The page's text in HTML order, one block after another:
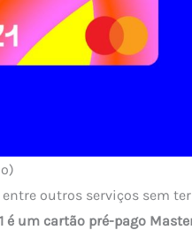
outros serviços sem
é um cartão pré-pago